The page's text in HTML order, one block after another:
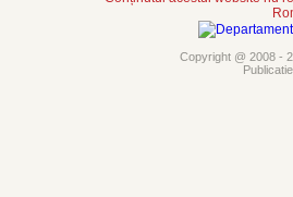
Copyright @ 2008 -